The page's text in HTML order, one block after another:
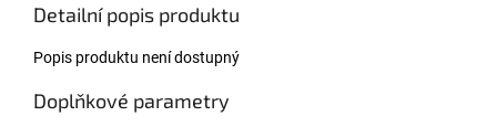
Detailní popis produktu
Popis produktu není dostupný
Doplňkové parametry